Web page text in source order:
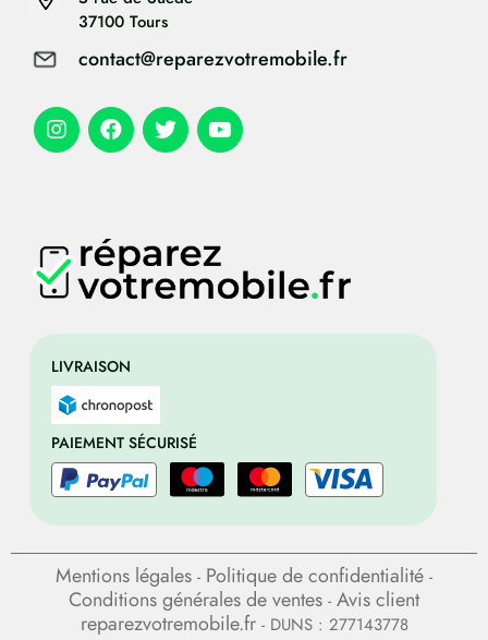
LIVRAISON
PAIEMENT SÉCURISÉ
37100 Tours
contact@reparezvotremobile.fr
Mentions légales - Politique de confidentialité -
Conditions générales de ventes - Avis client
reparezvotremobile.fr- DUNS : 277143778